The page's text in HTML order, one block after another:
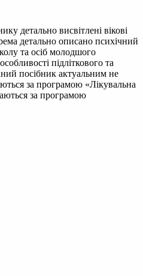
детально висвітлені вікові
детально описано психічний
та осіб молодшого
підліткового та
посібник актуальним не
за програмою «Лікувальна
за програмою